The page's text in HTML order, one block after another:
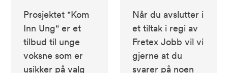
Prosjektet "Kom
Inn Ung" er et
tilbud til unge
voksne som er
usikker på valg
Når du avslutter i
et tiltak i regi av
Fretex Jobb vil vi
gjerne at du
svarer på noen